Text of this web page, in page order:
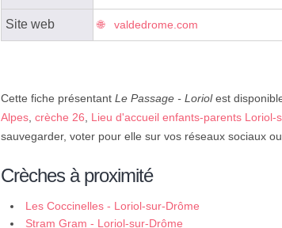
Site web valdedrome.com
Cette fiche présentant Le Passage - Loriolest
Alpes crèche 26 Lieu d'accueil enfants-parents Loriol-
sauvegarder, voter pour elle sur vos réseaux sociaux
Crèches à proximité
Les Coccinelles - Loriol-sur-Drôme
Stram Gram - Loriol-sur-Drôme